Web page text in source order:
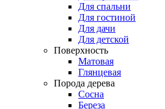
Для спальни
Для гостиной
Для дачи
Для детской
Поверхность
Матовая
Глянцевая
Порода дерева
Сосна
Береза